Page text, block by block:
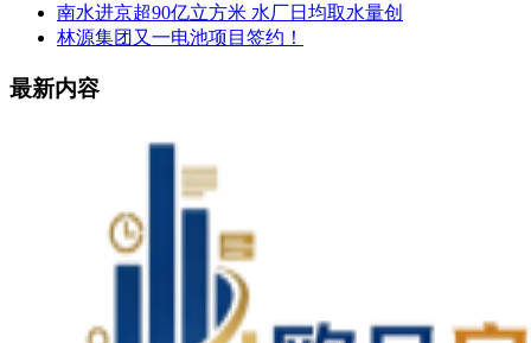
南水进京超90亿立方米 水厂日均取水量创
林源集团又一电池项目签约！
最新内容